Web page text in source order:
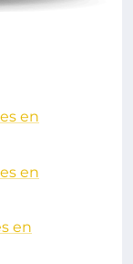
en
en
en